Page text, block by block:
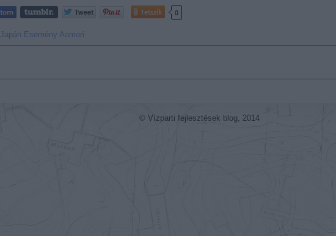
Tetszik 0
Japán Esemény Aomori
© Vízparti fejlesztések blog, 2014